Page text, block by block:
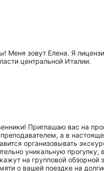
Всё ожило - и камни, и
образом
и эти впечатления
мы бы просто не
и богатой
самая искренняя
Меня зовут Елена. Я
центральной Италии.
Приглашаю вас на
преподавателем, а в
организовывать
уникальную
на групповой
о вашей поездке на